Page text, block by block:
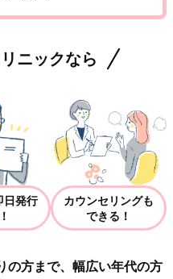
ニックなら
日発行
カウンセリングも
できる！
の方まで、幅広い年代の方